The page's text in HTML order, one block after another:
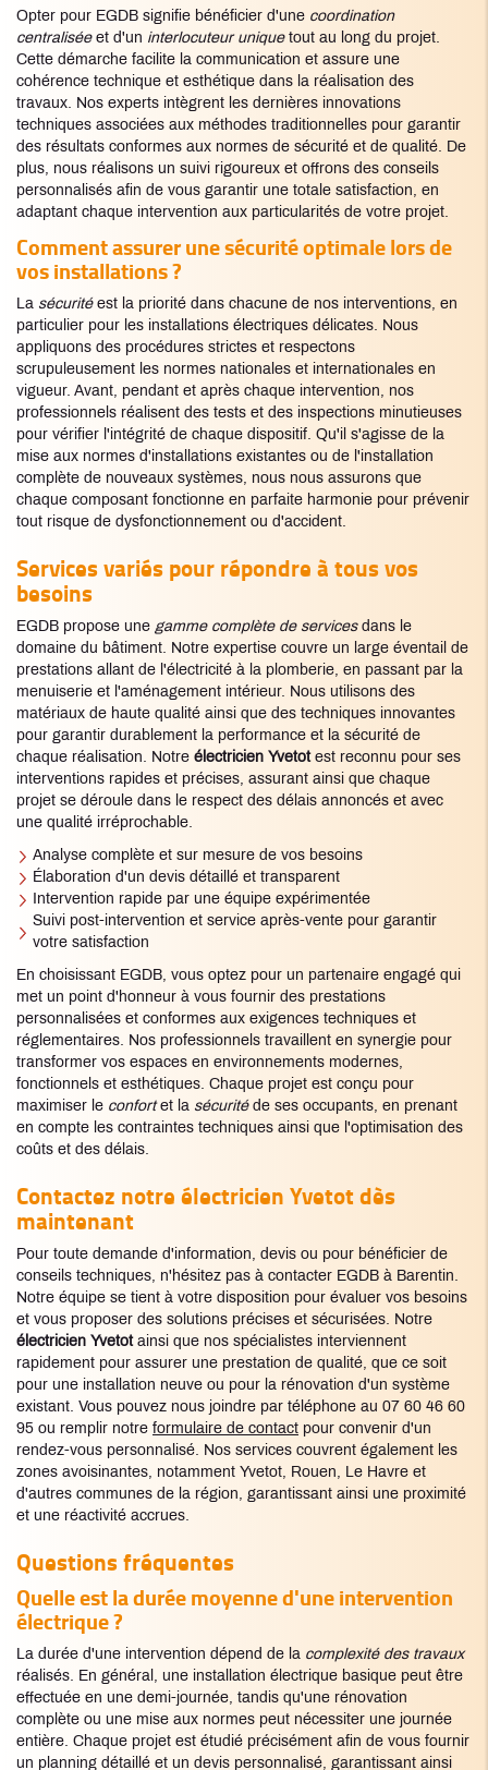
Opter pour EGDB signifie bénéficier d'une coordination
centraliséeet d'un interlocuteur uniquetout au long du projet.
Cette démarche facilite la communication et assure une
cohérence technique et esthétique dans la réalisation des
travaux. Nos experts intègrent les dernières innovations
techniques associées aux méthodes traditionnelles pour garantir
des résultats conformes aux normes de sécurité et de qualité. De
plus, nous réalisons un suivi rigoureux et offrons des conseils
personnalisés afin de vous garantir une totale satisfaction, en
adaptant chaque intervention aux particularités de votre projet.
Comment assurer une sécurité optimale lors de
vos installations ?
La sécuritéest la priorité dans chacune de nos interventions, en
particulier pour les installations électriques délicates. Nous
appliquons des procédures strictes et respectons
scrupuleusement les normes nationales et internationales en
vigueur. Avant, pendant et après chaque intervention, nos
professionnels réalisent des tests et des inspections minutieuses
pour vérifier l'intégrité de chaque dispositif. Qu'il s'agisse de la
mise aux normes d'installations existantes ou de l'installation
complète de nouveaux systèmes, nous nous assurons que
chaque composant fonctionne en parfaite harmonie pour prévenir
tout risque de dysfonctionnement ou d'accident.
Services variés pour répondre à tous vos
besoins
EGDB propose une gamme complète de servicesdans le
domaine du bâtiment. Notre expertise couvre un large éventail de
prestations allant de l'électricité à la plomberie, en passant par la
menuiserie et l'aménagement intérieur. Nous utilisons des
matériaux de haute qualité ainsi que des techniques innovantes
pour garantir durablement la performance et la sécurité de
chaque réalisation. Notre électricien Yvetotest reconnu pour ses
interventions rapides et précises, assurant ainsi que chaque
projet se déroule dans le respect des délais annoncés et avec
une qualité irréprochable.
Analyse complète et sur mesure de vos besoins
Élaboration d'un devis détaillé et transparent
Intervention rapide par une équipe expérimentée
Suivi post-intervention et service après-vente pour garantir
votre satisfaction
En choisissant EGDB, vous optez pour un partenaire engagé qui
met un point d'honneur à vous fournir des prestations
personnalisées et conformes aux exigences techniques et
réglementaires. Nos professionnels travaillent en synergie pour
transformer vos espaces en environnements modernes,
fonctionnels et esthétiques. Chaque projet est conçu pour
maximiser le confortet la sécuritéde ses occupants, en prenant
en compte les contraintes techniques ainsi que l'optimisation des
coûts et des délais.
Contactez notre électricien Yvetotdès
maintenant
Pour toute demande d'information, devis ou pour bénéficier de
conseils techniques, n'hésitez pas à contacter EGDB à Barentin.
Notre équipe se tient à votre disposition pour évaluer vos besoins
et vous proposer des solutions précises et sécurisées. Notre
électricien Yvetotainsi que nos spécialistes interviennent
rapidement pour assurer une prestation de qualité, que ce soit
pour une installation neuve ou pour la rénovation d'un système
existant. Vous pouvez nous joindre par téléphone au 07 60 46 60
95 ou remplir notre formulaire de contact pour convenir d'un
rendez-vous personnalisé. Nos services couvrent également les
zones avoisinantes, notamment Yvetot, Rouen, Le Havre et
d'autres communes de la région, garantissant ainsi une proximité
et une réactivité accrues.
Questions fréquentes
Quelle est la durée moyenne d'une intervention
électrique ?
La durée d'une intervention dépend de la complexité des travaux
réalisés. En général, une installation électrique basique peut être
effectuée en une demi-journée, tandis qu'une rénovation
complète ou une mise aux normes peut nécessiter une journée
entière. Chaque projet est étudié précisément afin de vous fournir
un planning détaillé et un devis personnalisé, garantissant ainsi